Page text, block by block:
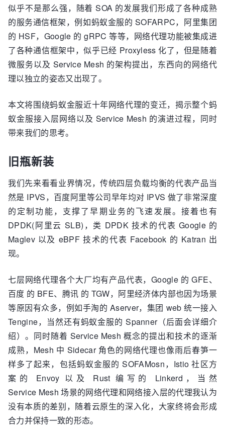
似乎不是那么强，随着 SOA 的发展我们形成了各种成熟
的服务通信框架，例如蚂蚁金服的 SOFARPC，阿里集团
的 HSF，Google 的 gRPC 等等，网络代理功能被集成进
了各种通信框架中，似乎已经 Proxyless 化了，但是随着
微服务以及 Service Mesh 的架构提出，东西向的网络代
理以独立的姿态又出现了。
本文将围绕蚂蚁金服近十年网络代理的变迁，揭示整个蚂
蚁金服接入层网络以及 Service Mesh 的演进过程，同时
带来我们的思考。
旧瓶新装
我们先来看看业界情况，传统四层负载均衡的代表产品当
然是 IPVS，百度阿里等公司早年均对 IPVS 做了非常深度
的定制功能，支撑了早期业务的飞速发展。接着也有
DPDK(阿里云 SLB)，类 DPDK 技术的代表 Google 的
Maglev 以及 eBPF 技术的代表 Facebook 的 Katran 出
现。
七层网络代理各个大厂均有产品代表，Google 的 GFE、
百度 的 BFE、腾讯 的 TGW，阿里经济体内部也因为场景
等原因有众多，例如手淘的 Aserver，集团 web 统一接入
Tengine，当然还有蚂蚁金服的 Spanner（后面会详细介
绍）。同时随着 Service Mesh 概念的提出和技术的逐渐
成熟，Mesh 中 Sidecar 角色的网络代理也像雨后春笋一
样多了起来，包括蚂蚁金服的 SOFAMosn，Istio 社区方
案的 Envoy 以及 Rust 编写的 Linkerd，当然
Service Mesh 场景的网络代理和网络接入层的代理我认为
没有本质的差别，随着云原生的深入化，大家终将会形成
合力并保持一致的形态。